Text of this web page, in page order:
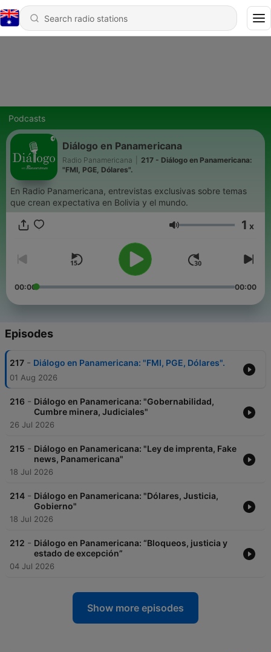
Podcasts
Diálogo en Panamericana
Radio Panamericana
217 - Diálogo en Panamericana:
"FMI, PGE, Dólares".
En Radio Panamericana, entrevistas exclusivas sobre temas
que crean expectativa en Bolivia y el mundo.
Volume 1 x
00:00 00:00
Episodes
217 - Diálogo en Panamericana: "FMI, PGE, Dólares".
01 Aug 2026
216 - Diálogo en Panamericana: "Gobernabilidad,
Cumbre minera, Judiciales"
26 Jul 2026
215 - Diálogo en Panamericana: "Ley de imprenta, Fake
news, Panamericana"
18 Jul 2026
214 - Diálogo en Panamericana: "Dólares, Justicia,
Gobierno"
18 Jul 2026
212 - Diálogo en Panamericana: “Bloqueos, justicia y
estado de excepción”
04 Jul 2026
Show more episodes